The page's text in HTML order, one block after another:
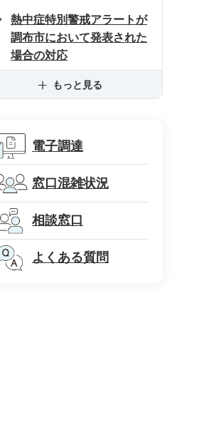
熱中症特別警戒アラートが
調布市において発表された
場合の対応
もっと見る
電子調達
窓口混雑状況
相談窓口
よくある質問